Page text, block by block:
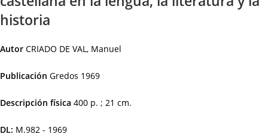
historia
Autor CRIADO DE VAL, Manuel
Publicación Gredos 1969
Descripción física 400 p. ; 21 cm.
DL: M.982 - 1969